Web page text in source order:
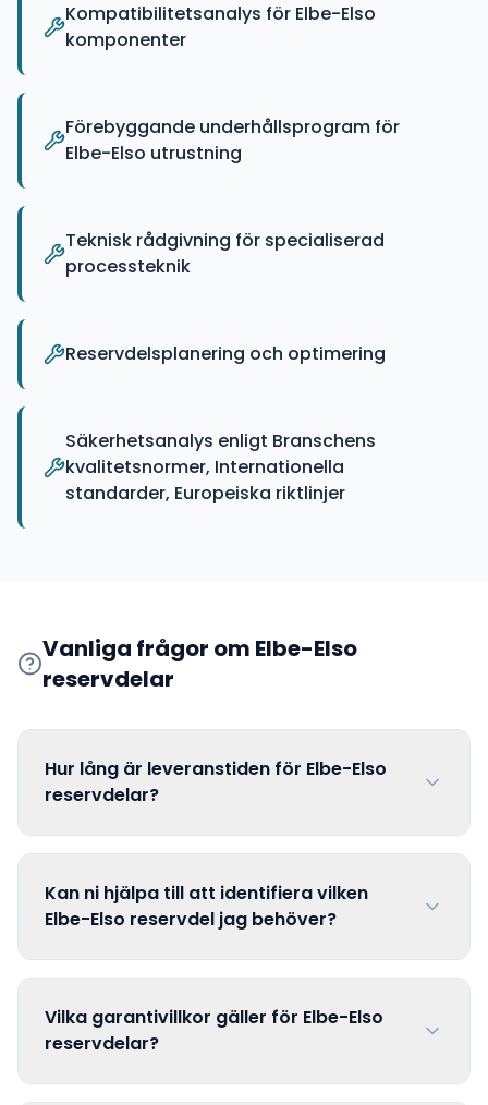
Kompatibilitetsanalys för Elbe-Elso
komponenter
Förebyggande underhållsprogram för
Elbe-Elso utrustning
Teknisk rådgivning för specialiserad
processteknik
Reservdelsplanering och optimering
Säkerhetsanalys enligt Branschens
kvalitetsnormer, Internationella
standarder, Europeiska riktlinjer
Vanliga frågor om Elbe-Elso
reservdelar
Hur lång är leveranstiden för Elbe-Elso
reservdelar?
Kan ni hjälpa till att identifiera vilken
Elbe-Elso reservdel jag behöver?
Vilka garantivillkor gäller för Elbe-Elso
reservdelar?